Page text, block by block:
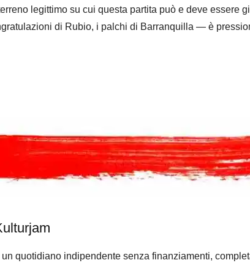
legittimo su cui questa partita può e deve essere
di Rubio, i palchi di Barranquilla — è
un quotidiano indipendente senza finanziamenti,